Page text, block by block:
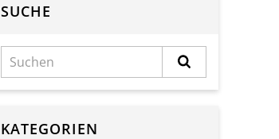
SUCHE
KATEGORIEN